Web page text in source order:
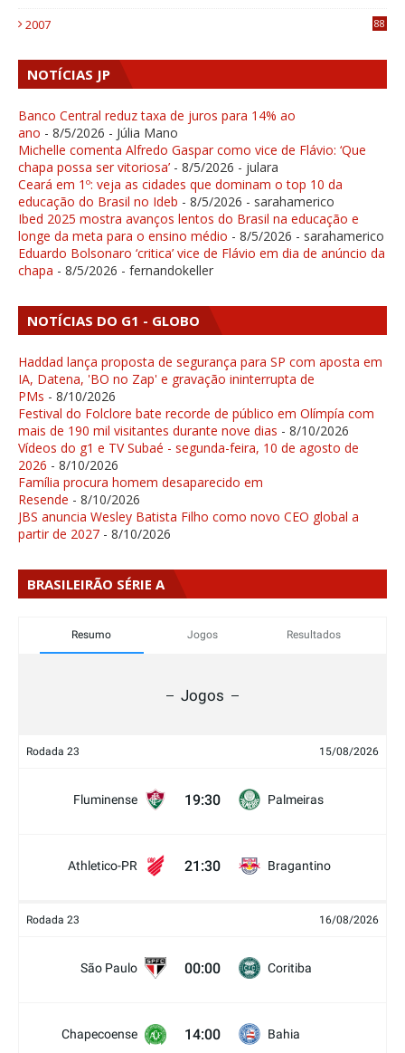
2007 88
NOTÍCIAS JP
Banco Central reduz taxa de juros para 14% ao
ano - 8/5/2026 - Júlia Mano
Michelle comenta Alfredo Gaspar como vice de Flávio: ‘Que
chapa possa ser vitoriosa’ - 8/5/2026 - julara
Ceará em 1º: veja as cidades que dominam o top 10 da
educação do Brasil no Ideb - 8/5/2026 - sarahamerico
Ibed 2025 mostra avanços lentos do Brasil na educação e
longe da meta para o ensino médio - 8/5/2026 - sarahamerico
Eduardo Bolsonaro ‘critica’ vice de Flávio em dia de anúncio da
chapa - 8/5/2026 - fernandokeller
NOTÍCIAS DO G1 - GLOBO
Haddad lança proposta de segurança para SP com aposta em
IA, Datena, 'BO no Zap' e gravação ininterrupta de
PMs - 8/10/2026
Festival do Folclore bate recorde de público em Olímpía com
mais de 190 mil visitantes durante nove dias - 8/10/2026
Vídeos do g1 e TV Subaé - segunda-feira, 10 de agosto de
2026 - 8/10/2026
Família procura homem desaparecido em
Resende - 8/10/2026
JBS anuncia Wesley Batista Filho como novo CEO global a
partir de 2027 - 8/10/2026
BRASILEIRÃO SÉRIE A
Resumo Jogos Resultados
Jogos
Rodada 23 15/08/2026
Fluminense 19:30 Palmeiras
Athletico-PR 21:30 Bragantino
Rodada 23 16/08/2026
São Paulo 00:00 Coritiba
Chapecoense 14:00 Bahia